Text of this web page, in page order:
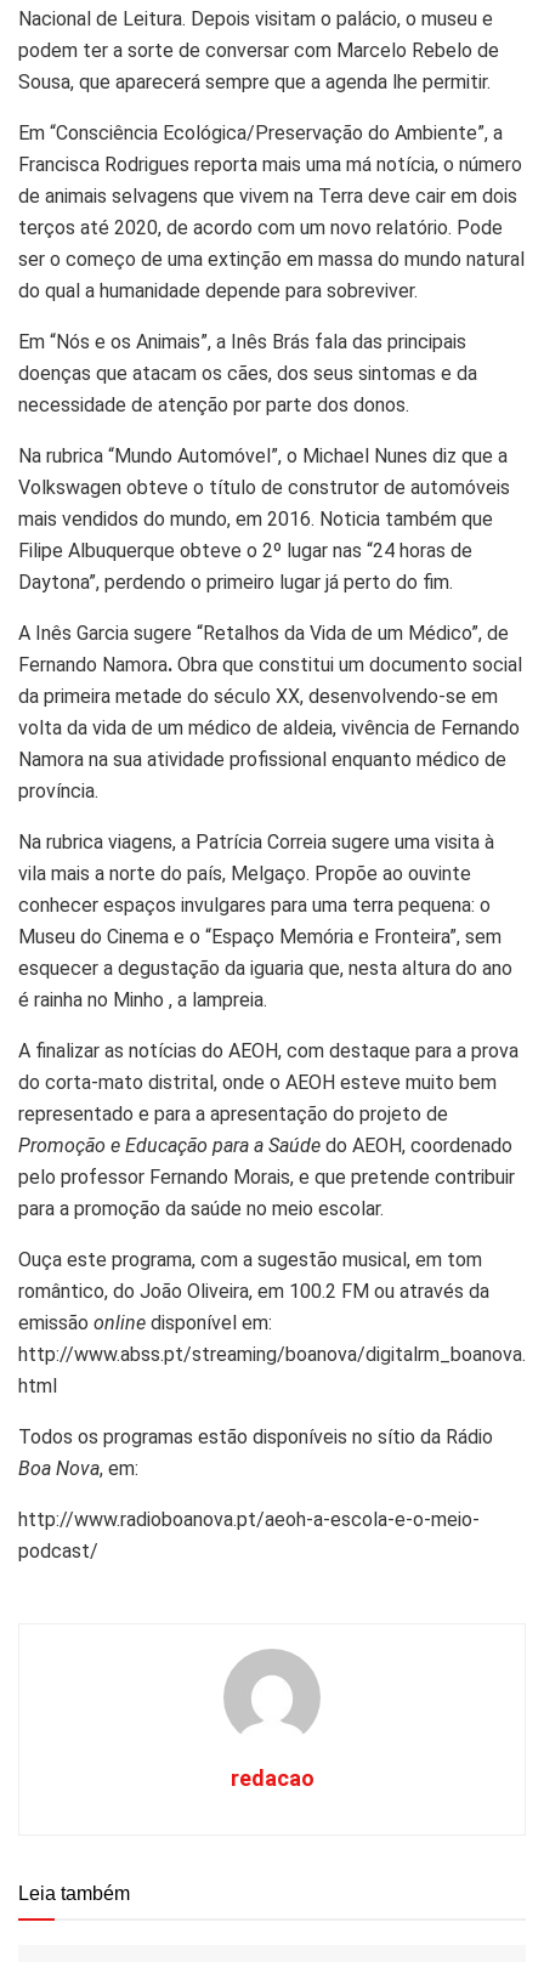
Nacional de Leitura. Depois visitam o palácio, o museu e
podem ter a sorte de conversar com Marcelo Rebelo de
Sousa, que aparecerá sempre que a agenda lhe permitir.
Em “Consciência Ecológica/Preservação do Ambiente”, a
Francisca Rodrigues reporta mais uma má notícia, o número
de animais selvagens que vivem na Terra deve cair em dois
terços até 2020, de acordo com um novo relatório. Pode
ser o começo de uma extinção em massa do mundo natural
do qual a humanidade depende para sobreviver.
Em “Nós e os Animais”, a Inês Brás fala das principais
doenças que atacam os cães, dos seus sintomas e da
necessidade de atenção por parte dos donos.
Na rubrica “Mundo Automóvel”, o Michael Nunes diz que a
Volkswagen obteve o título de construtor de automóveis
mais vendidos do mundo, em 2016. Noticia também que
Filipe Albuquerque obteve o 2º lugar nas “24 horas de
Daytona”, perdendo o primeiro lugar já perto do fim.
A Inês Garcia sugere “Retalhos da Vida de um Médico”, de
Fernando Namora. Obra que constitui um documento social
da primeira metade do século XX, desenvolvendo-se em
volta da vida de um médico de aldeia, vivência de Fernando
Namora na sua atividade profissional enquanto médico de
província.
Na rubrica viagens, a Patrícia Correia sugere uma visita à
vila mais a norte do país, Melgaço. Propõe ao ouvinte
conhecer espaços invulgares para uma terra pequena: o
Museu do Cinema e o “Espaço Memória e Fronteira”, sem
esquecer a degustação da iguaria que, nesta altura do ano
é rainha no Minho , a lampreia.
A finalizar as notícias do AEOH, com destaque para a prova
do corta-mato distrital, onde o AEOH esteve muito bem
representado e para a apresentação do projeto de
Promoção e Educação para a Saúde do AEOH, coordenado
pelo professor Fernando Morais, e que pretende contribuir
para a promoção da saúde no meio escolar.
Ouça este programa, com a sugestão musical, em tom
romântico, do João Oliveira, em 100.2 FM ou através da
emissão online disponível em:
http://www.abss.pt/streaming/boanova/digitalrm_boanova.
html
Todos os programas estão disponíveis no sítio da Rádio
Boa Nova, em:
http://www.radioboanova.pt/aeoh-a-escola-e-o-meio-
podcast/
redacao
Leia também